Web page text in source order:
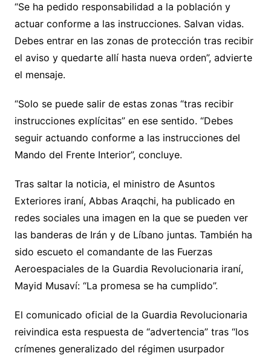
“Se ha pedido responsabilidad a la población y
actuar conforme a las instrucciones. Salvan vidas.
Debes entrar en las zonas de protección tras recibir
el aviso y quedarte allí hasta nueva orden”, advierte
el mensaje.
“Solo se puede salir de estas zonas “tras recibir
instrucciones explícitas” en ese sentido. “Debes
seguir actuando conforme a las instrucciones del
Mando del Frente Interior”, concluye.
Tras saltar la noticia, el ministro de Asuntos
Exteriores iraní, Abbas Araqchi, ha publicado en
redes sociales una imagen en la que se pueden ver
las banderas de Irán y de Líbano juntas. También ha
sido escueto el comandante de las Fuerzas
Aeroespaciales de la Guardia Revolucionaria iraní,
Mayid Musaví: “La promesa se ha cumplido”.
El comunicado oficial de la Guardia Revolucionaria
reivindica esta respuesta de “advertencia” tras “los
crímenes generalizado del régimen usurpador